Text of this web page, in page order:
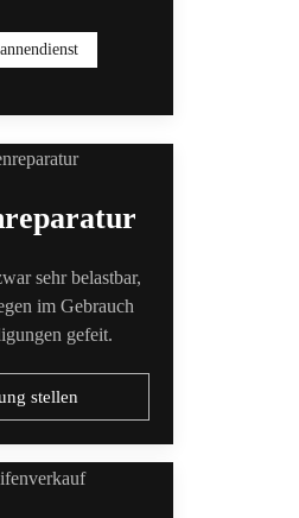
sehr belastbar,
im Gebrauch
gefeit.
stellen